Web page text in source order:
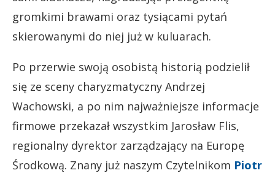
gromkimi brawami oraz tysiącami pytań
skierowanymi do niej już w kuluarach.
Po przerwie swoją osobistą historią podzielił
się ze sceny charyzmatyczny Andrzej
Wachowski, a po nim najważniejsze informacje
firmowe przekazał wszystkim Jarosław Flis,
regionalny dyrektor zarządzający na Europę
Środkową. Znany już naszym Czytelnikom Piotr